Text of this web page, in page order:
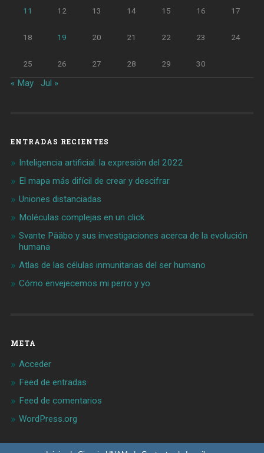
11 12 13 14 15 16 17
18 19 20 21 22 23 24
25 26 27 28 29 30
« May Jul »
ENTRADAS RECIENTES
Inteligencia artificial: la expresión del 2022
El mapa más difícil de crear y descifrar
Uniones distanciadas
Moléculas complejas en un click
Svante Pääbo y sus investigaciones acerca de la evolución
humana
Atlas de las células inmunitarias del ser humano
Cómo envejecemos mi perro y yo
META
Acceder
Feed de entradas
Feed de comentarios
WordPress.org